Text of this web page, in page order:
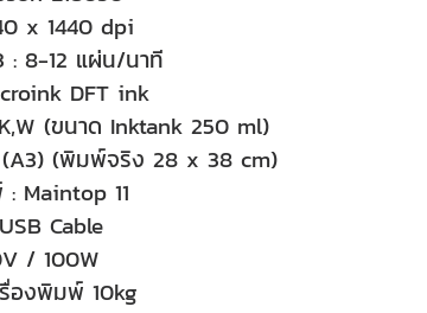
x 1440 dpi
: 8-12 แผ่น/นาที
DFT ink
(ขนาด Inktank 250 ml)
(พิมพ์จริง 28 x 38 cm)
Maintop 11
Cable
/ 100W
องพิมพ์ 10kg